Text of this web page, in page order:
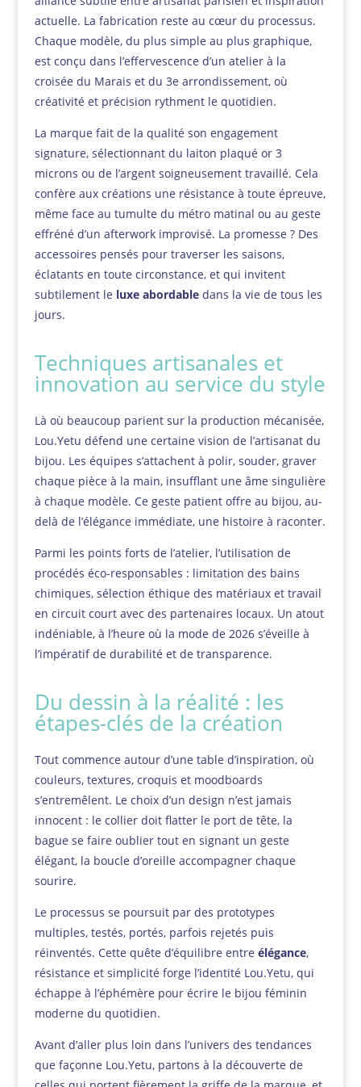
actuelle. La fabrication reste au cœur du processus.
Chaque modèle, du plus simple au plus graphique,
est conçu dans l’effervescence d’un atelier à la
croisée du Marais et du 3e arrondissement, où
créativité et précision rythment le quotidien.
La marque fait de la qualité son engagement
signature, sélectionnant du laiton plaqué or 3
microns ou de l’argent soigneusement travaillé. Cela
confère aux créations une résistance à toute épreuve,
même face au tumulte du métro matinal ou au geste
effréné d’un afterwork improvisé. La promesse ? Des
accessoires pensés pour traverser les saisons,
éclatants en toute circonstance, et qui invitent
subtilement le luxe abordabledans la vie de tous les
jours.
Techniques artisanales et
innovation au service du style
Là où beaucoup parient sur la production mécanisée,
Lou.Yetu défend une certaine vision de l’artisanat du
bijou. Les équipes s’attachent à polir, souder, graver
chaque pièce à la main, insufflant une âme singulière
à chaque modèle. Ce geste patient offre au bijou, au-
delà de l’élégance immédiate, une histoire à raconter.
Parmi les points forts de l’atelier, l’utilisation de
procédés éco-responsables : limitation des bains
chimiques, sélection éthique des matériaux et travail
en circuit court avec des partenaires locaux. Un atout
indéniable, à l’heure où la mode de 2026 s’éveille à
l’impératif de durabilité et de transparence.
Du dessin à la réalité : les
étapes-clés de la création
Tout commence autour d’une table d’inspiration, où
couleurs, textures, croquis et moodboards
s’entremêlent. Le choix d’un design n’est jamais
innocent : le collier doit flatter le port de tête, la
bague se faire oublier tout en signant un geste
élégant, la boucle d’oreille accompagner chaque
sourire.
Le processus se poursuit par des prototypes
multiples, testés, portés, parfois rejetés puis
réinventés. Cette quête d’équilibre entre élégance,
résistance et simplicité forge l’identité Lou.Yetu, qui
échappe à l’éphémère pour écrire le bijou féminin
moderne du quotidien.
Avant d’aller plus loin dans l’univers des tendances
que façonne Lou.Yetu, partons à la découverte de